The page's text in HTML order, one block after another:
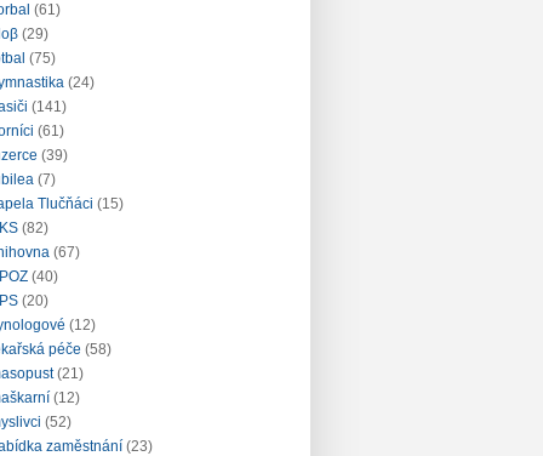
(61)
(29)
(75)
(24)
(141)
(61)
(39)
(7)
Tlučňáci (15)
(82)
(67)
(40)
(20)
(12)
péče (58)
(21)
(12)
(52)
zaměstnání (23)